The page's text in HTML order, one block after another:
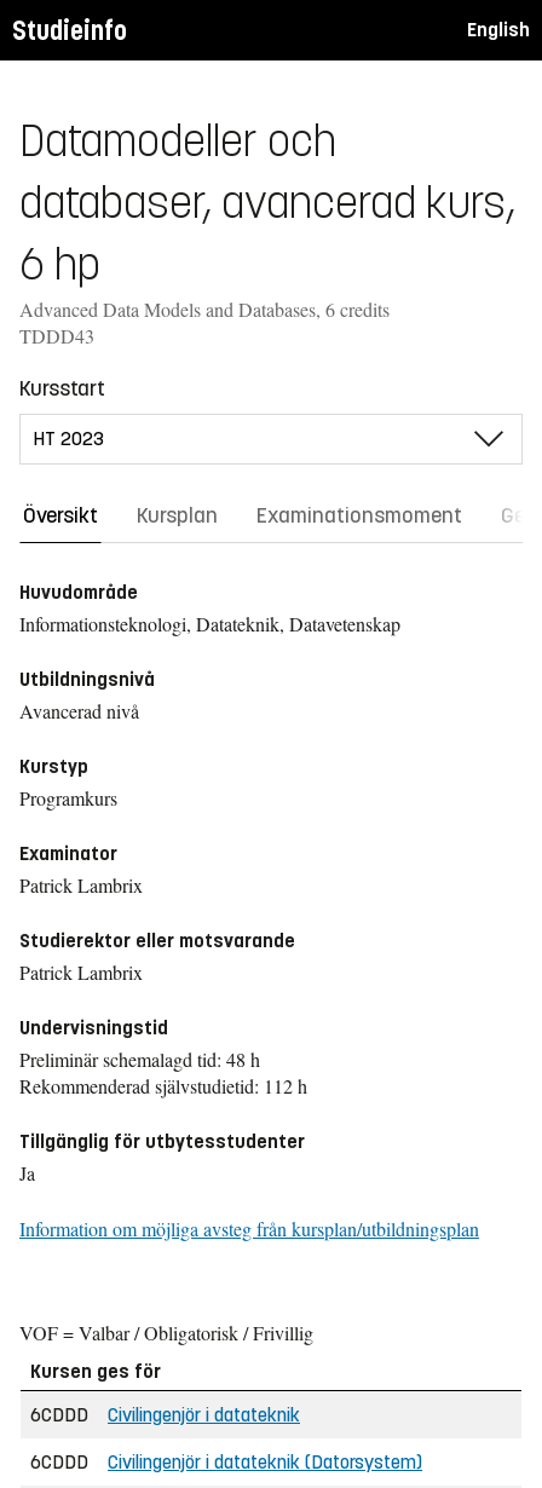
Studieinfo English
Datamodeller och
databaser, avancerad kurs,
6 hp
Advanced Data Models and Databases, 6 credits
TDDD43
Kursstart
Översikt Kursplan Examinationsmoment
Huvudområde
Informationsteknologi, Datateknik, Datavetenskap
Utbildningsnivå
Avancerad nivå
Kurstyp
Programkurs
Examinator
Patrick Lambrix
Studierektor eller motsvarande
Patrick Lambrix
Undervisningstid
Preliminär schemalagd tid: 48 h
Rekommenderad självstudietid: 112 h
Tillgänglig för utbytesstudenter
Ja
Information om möjliga avsteg från kursplan/utbildningsplan
VOF = Valbar / Obligatorisk / Frivillig
Kursen ges för
6CDDD
Civilingenjör i datateknik
6CDDD Civilingenjör i datateknik (Datorsystem)